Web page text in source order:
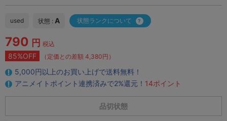
used 状態 : A 状態ランクについて
790 円 税込
85%OFF （定価との差額 4,380円）
5,000円以上のお買い上げで送料無料！
アニメイトポイント連携済みで2%還元！ 14ポイント
品切状態